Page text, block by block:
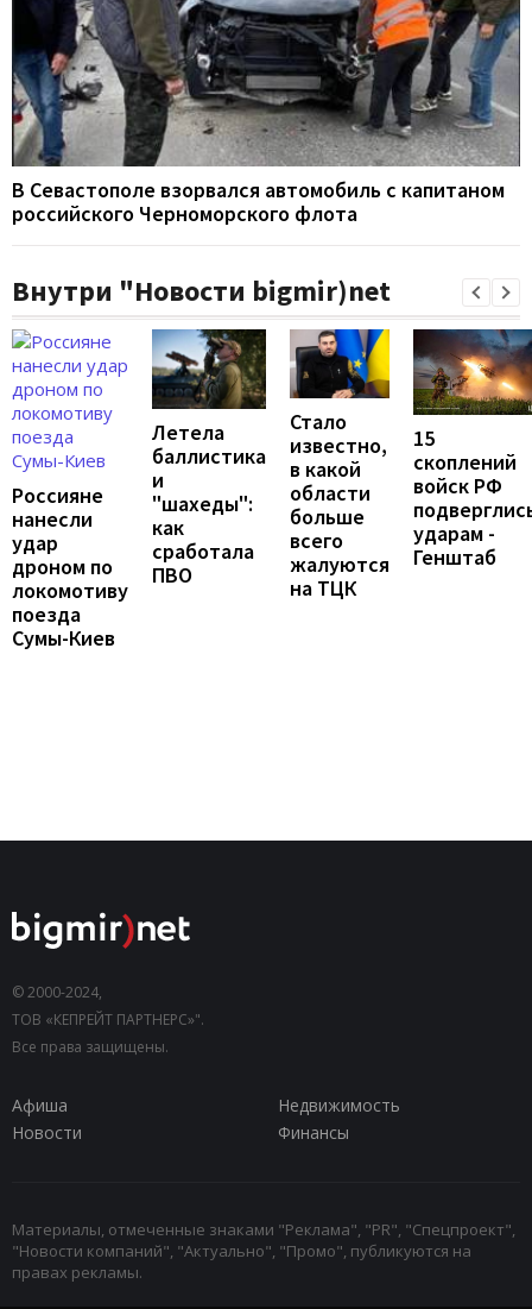
В Севастополе взорвался автомобиль с капитаном
российского Черноморского флота
Внутри "Новости bigmir)net
Россияне
нанесли
удар
дроном по
локомотиву
поезда
Сумы-Киев
Летела
баллистика
и
"шахеды":
как
сработала
ПВО
Стало
известно,
в какой
области
больше
всего
жалуются
на ТЦК
15
скоплений
войск РФ
ударам -
Генштаб
© 2000-2024,
ТОВ «КЕПРЕЙТ ПАРТНЕРС»".
Все права защищены.
Афиша
Недвижимость
Новости
Финансы
Материалы, отмеченные знаками "Реклама", "PR", "Спецпроект",
"Новости компаний", "Актуально", "Промо", публикуются на
правах рекламы.